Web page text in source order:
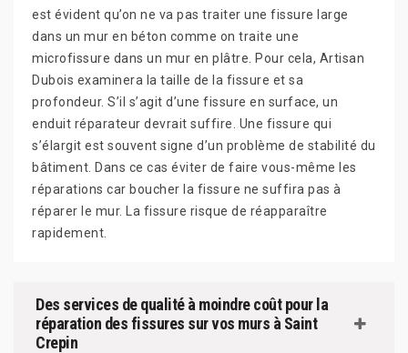
est évident qu’on ne va pas traiter une fissure large
dans un mur en béton comme on traite une
microfissure dans un mur en plâtre. Pour cela, Artisan
Dubois examinera la taille de la fissure et sa
profondeur. S’il s’agit d’une fissure en surface, un
enduit réparateur devrait suffire. Une fissure qui
s’élargit est souvent signe d’un problème de stabilité du
bâtiment. Dans ce cas éviter de faire vous-même les
réparations car boucher la fissure ne suffira pas à
réparer le mur. La fissure risque de réapparaître
rapidement.
Des services de qualité à moindre coût pour la
réparation des fissures sur vos murs à Saint
Crepin